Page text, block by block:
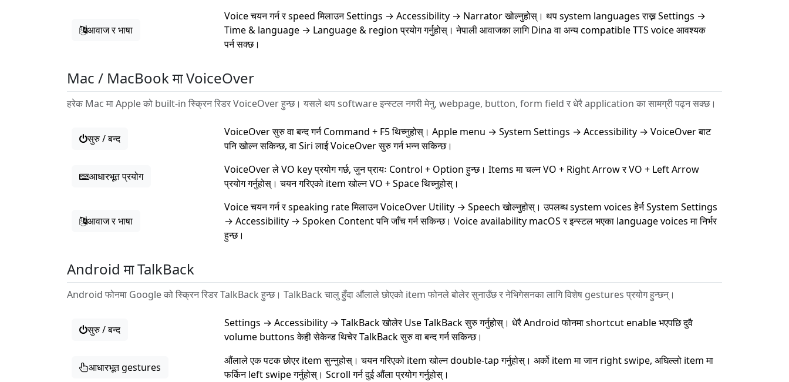
आवाज र भाषा
Voice चयन गर्न र speed मिलाउन Settings → Accessibility → Narrator खोल्नुहोस्। थप system languages राख्न Settings →
Time & language → Language & region प्रयोग गर्नुहोस्। नेपाली आवाजका लागि Dina वा अन्य compatible TTS voice आवश्यक
पर्न सक्छ।
Mac / MacBook मा VoiceOver
हरेक Mac मा Apple को built-in स्क्रिन रिडर VoiceOver हुन्छ। यसले थप software इन्स्टल नगरी मेनु, webpage, button, form field र धेरै application का सामग्री पढ्न सक्छ।
सुरु / बन्द
VoiceOver सुरु वा बन्द गर्न Command + F5 थिच्नुहोस्। Apple menu → System Settings → Accessibility → VoiceOver बाट
पनि खोल्न सकिन्छ, वा Siri लाई VoiceOver सुरु गर्न भन्न सकिन्छ।
आधारभूत प्रयोग
VoiceOver ले VO key प्रयोग गर्छ, जुन प्रायः Control + Option हुन्छ। Items मा चल्न VO + Right Arrow र VO + Left Arrow
प्रयोग गर्नुहोस्। चयन गरिएको item खोल्न VO + Space थिच्नुहोस्।
आवाज र भाषा
Voice चयन गर्न र speaking rate मिलाउन VoiceOver Utility → Speech खोल्नुहोस्। उपलब्ध system voices हेर्न System Settings
→ Accessibility → Spoken Content पनि जाँच गर्न सकिन्छ। Voice availability macOS र इन्स्टल भएका language voices मा निर्भर
हुन्छ।
Android मा TalkBack
Android फोनमा Google को स्क्रिन रिडर TalkBack हुन्छ। TalkBack चालु हुँदा औंलाले छोएको item फोनले बोलेर सुनाउँछ र नेभिगेसनका लागि विशेष gestures प्रयोग हुन्छन्।
सुरु / बन्द
Settings → Accessibility → TalkBack खोलेर Use TalkBack सुरु गर्नुहोस्। धेरै Android फोनमा shortcut enable भएपछि दुवै
volume buttons केही सेकेन्ड थिचेर TalkBack सुरु वा बन्द गर्न सकिन्छ।
आधारभूत gestures
औंलाले एक पटक छोएर item सुन्नुहोस्। चयन गरिएको item खोल्न double-tap गर्नुहोस्। अर्को item मा जान right swipe, अघिल्लो item मा
फर्किन left swipe गर्नुहोस्। Scroll गर्न दुई औंला प्रयोग गर्नुहोस्।